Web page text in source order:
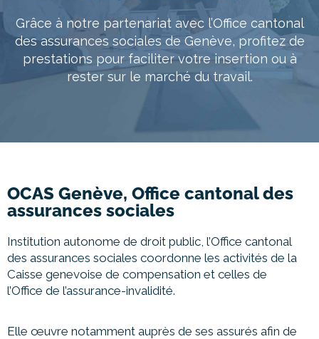
À propos
Entretien conseil
Grâce à notre partenariat avec l’Office cantonal
des assurances sociales de Genève, profitez de
prestations pour faciliter votre insertion ou à
rester sur le marché du travail.
OCAS Genève, Office cantonal des
assurances sociales
Institution autonome de droit public, l’Office cantonal
des assurances sociales coordonne les activités de la
Caisse genevoise de compensation et celles de
l’Office de l’assurance-invalidité.
Elle œuvre notamment auprès de ses assurés afin de